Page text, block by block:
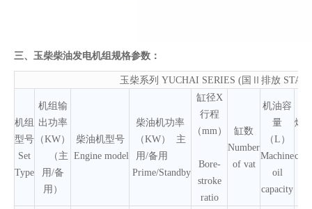
三、玉柴柴油发电机组规格参数：
玉柴系列 YUCHAI SERIES (国Ⅱ排放
机组
型号
Set
Type
机组输
出功率
（KW）
（主
用/备
用）
柴油机型号
Engine model
柴油机功率
（KW） 主
用/备用
Prime/Standby
缸径X
行程
（mm）
Bore-
stroke
ratio
缸数
Number
of vat
机油容
量
（L）
Machine
oil
capacity
燃